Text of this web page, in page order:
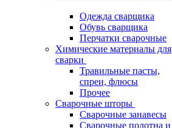
Одежда сварщика
Обувь сварщика
Перчатки сварочные
Химические материалы для
сварки
Травильные пасты,
спреи, флюсы
Прочее
Сварочные шторы
Сварочные занавесы
Сварочные полотна и